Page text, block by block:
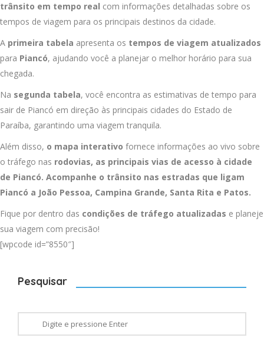
trânsito em tempo real com informações detalhadas sobre os
tempos de viagem para os principais destinos da cidade.
A primeira tabela apresenta os tempos de viagem atualizados
para Piancó, ajudando você a planejar o melhor horário para sua
chegada.
Na segunda tabela, você encontra as estimativas de tempo para
sair de Piancó em direção às principais cidades do Estado de
Paraíba, garantindo uma viagem tranquila.
Além disso, o mapa interativo fornece informações ao vivo sobre
o tráfego nas rodovias, as principais vias de acesso à cidade
de Piancó. Acompanhe o trânsito nas estradas que ligam
Piancó a João Pessoa, Campina Grande, Santa Rita e Patos.
Fique por dentro das condições de tráfego atualizadas e planeje
sua viagem com precisão!
[wpcode id=”8550″]
Pesquisar